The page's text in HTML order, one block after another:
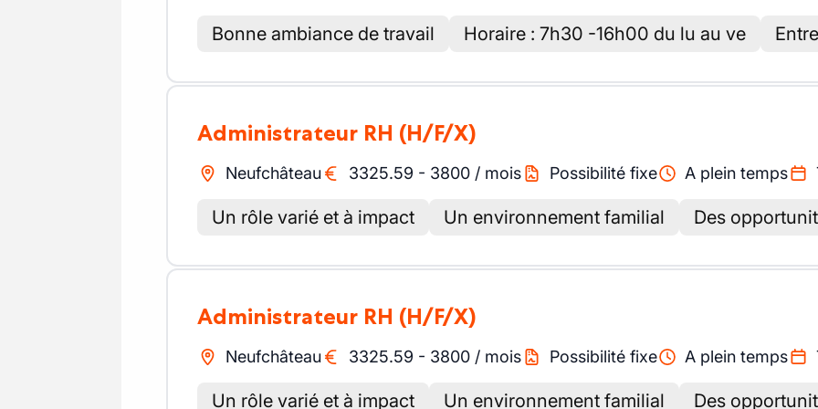
Bonne ambiance de travail Horaire : 7h30 -16h00 du lu au ve
Administrateur RH (H/F/X)
Neufchâteau 3325.59 - 3800 / mois Possibilité fixe A plein temps
Un rôle varié et à impact Un environnement familial Des
Administrateur RH (H/F/X)
Neufchâteau 3325.59 - 3800 / mois Possibilité fixe A plein temps
Un rôle varié et à impact Un environnement familial Des